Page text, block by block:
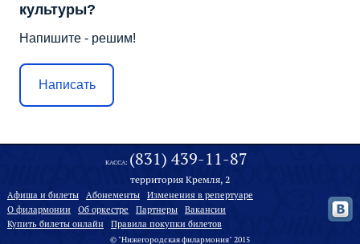
культуры?
Напишите - решим!
Написать
КАССА: (831) 439-11-87
территория Кремля, 2
Афиша и билеты Абонементы
Изменения в репертуаре
О филармонии
Oб оркестре Партнеры
Вакансии
Купить билеты онлайн
Правила покупки билетов
© "Нижегородская филармония" 2015